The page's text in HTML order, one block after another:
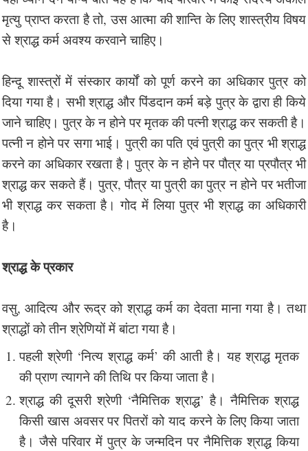
मृत्यु प्राप्त करता है तो, उस आत्मा की शान्ति के लिए शास्त्रीय विषय
से श्राद्ध कर्म अवश्य करवाने चाहिए।
हिन्दू शास्त्रों में संस्कार कार्यों को पूर्ण करने का अधिकार पुत्र को
दिया गया है। सभी श्राद्ध और पिंडदान कर्म बड़े पुत्र के द्वारा ही किये
जाने चाहिए। पुत्र के न होने पर मृतक की पत्नी श्राद्ध कर सकती है।
पत्नी न होने पर सगा भाई। पुत्री का पति एवं पुत्री का पुत्र भी श्राद्ध
करने का अधिकार रखता है। पुत्र के न होने पर पौत्र या प्रपौत्र भी
श्राद्ध कर सकते हैं। पुत्र, पौत्र या पुत्री का पुत्र न होने पर भतीजा
भी श्राद्ध कर सकता है। गोद में लिया पुत्र भी श्राद्ध का अधिकारी
है।
श्राद्ध के प्रकार
वसु, आदित्य और रूद्र को श्राद्ध कर्म का देवता माना गया है। तथा
श्राद्धों को तीन श्रेणियों में बांटा गया है।
पहली श्रेणी ‘नित्य श्राद्ध कर्म’ की आती है। यह श्राद्ध मृतक
की प्राण त्यागने की तिथि पर किया जाता है।
श्राद्ध की दूसरी श्रेणी ‘नैमित्तिक श्राद्ध’ है। नैमित्तिक श्राद्ध
किसी खास अवसर पर पितरों को याद करने के लिए किया जाता
है। जैसे परिवार में पुत्र के जन्मदिन पर नैमित्तिक श्राद्ध किया